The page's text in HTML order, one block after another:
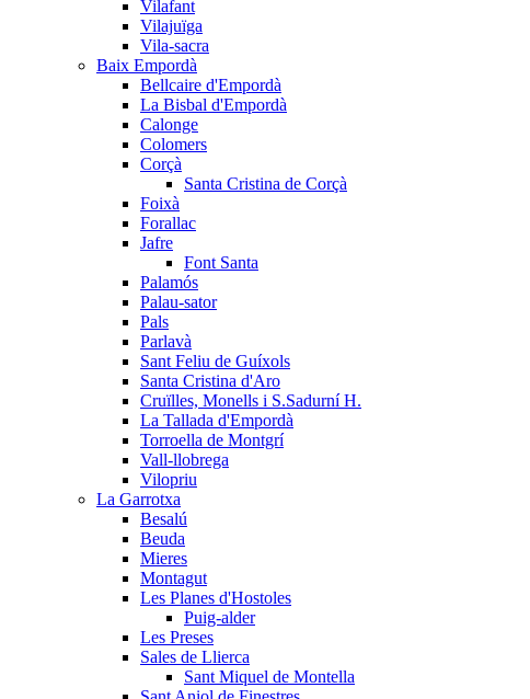
Vilafant
Vilajuïga
Vila-sacra
Baix Empordà
Bellcaire d'Empordà
La Bisbal d'Empordà
Calonge
Colomers
Corçà
Santa Cristina de Corçà
Foixà
Forallac
Jafre
Font Santa
Palamós
Palau-sator
Pals
Parlavà
Sant Feliu de Guíxols
Santa Cristina d'Aro
Cruïlles, Monells i S.Sadurní H.
La Tallada d'Empordà
Torroella de Montgrí
Vall-llobrega
Vilopriu
La Garrotxa
Besalú
Beuda
Mieres
Montagut
Les Planes d'Hostoles
Puig-alder
Les Preses
Sales de Llierca
Sant Miquel de Montella